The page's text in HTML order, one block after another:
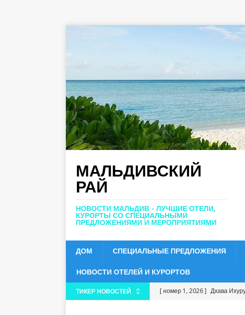
МАЛЬДИВСКИЙ
РАЙ
НОВОСТИ МАЛЬДИВ - ЛУЧШИЕ ОТЕЛИ,
КУРОРТЫ СО СПЕЦИАЛЬНЫМИ
ПРЕДЛОЖЕНИЯМИ И МЕРОПРИЯТИЯМИ
ДОМ СПЕЦИАЛЬНЫЕ ПРЕДЛОЖЕНИЯ
НОВОСТИ ОТЕЛЕЙ И КУРОРТОВ
ТИКЕР НОВОСТЕЙ [ номер 1, 2026 ] Дхава